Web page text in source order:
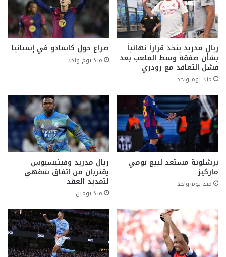
ريال مدريد يتخذ قراراً نهائياً
بشأن صفقة وسط الملعب بعد
فشل التعاقد مع رودري
منذ يوم واحد
صراع حول كاسادو في إسبانيا
منذ يوم واحد
برشلونة مستعد لبيع تومي
ماركيز
منذ يوم واحد
ريال مدريد وفينيسيوس
يقتربان من اتفاق شفهي
لتمديد العقد
منذ يومين